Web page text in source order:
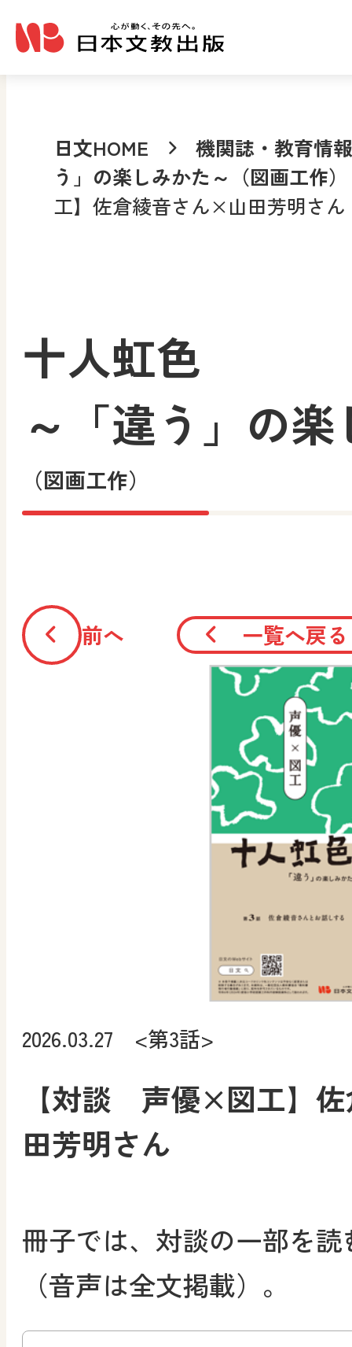
日文HOME
機関誌・教育情報
う」の楽しみかた～（図画工作）
工】佐倉綾音さん×山田芳明さん
十人虹色
～「違う」の
（図画工作）
前へ 一覧へ戻る
2026.03.27 <第3話>
【対談 声優×図工】
田芳明さん
冊子では、対談の一部を
（音声は全文掲載）。